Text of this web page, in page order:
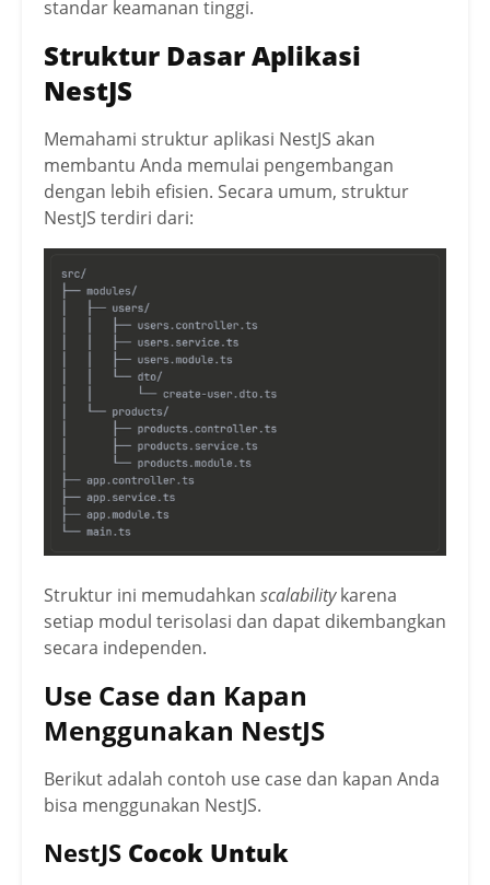
standar keamanan tinggi.
Struktur Dasar Aplikasi
NestJS
Memahami struktur aplikasi NestJS akan
membantu Anda memulai pengembangan
dengan lebih efisien. Secara umum, struktur
NestJS terdiri dari:
Struktur ini memudahkan scalabilitykarena
setiap modul terisolasi dan dapat dikembangkan
secara independen.
Use Case dan Kapan
Menggunakan NestJS
Berikut adalah contoh use case dan kapan Anda
bisa menggunakan NestJS.
NestJS Cocok Untuk